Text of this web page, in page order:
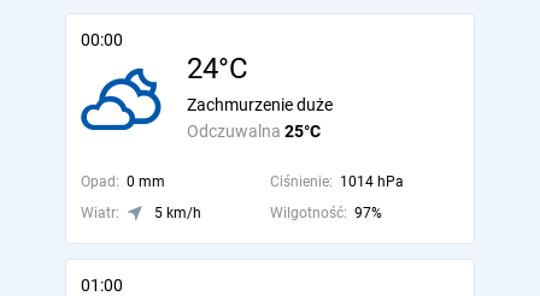
00:00
24°C
Odczuwalna 25°C
Zachmurzenie duże
Opad: 0 mm Ciśnienie: 1014 hPa
Wiatr:
5 km/h Wilgotność: 97%
01:00